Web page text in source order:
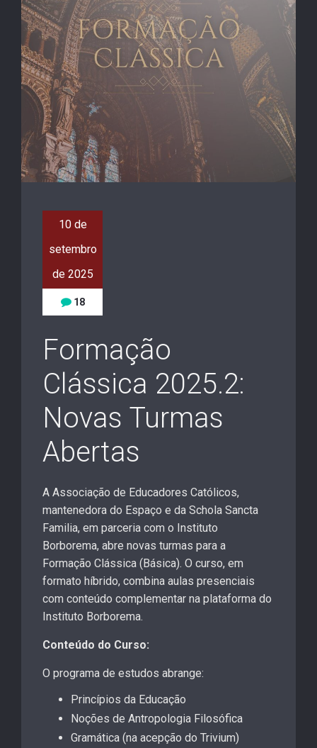
10 de
setembro
de 2025
18
Formação
Clássica 2025.2:
Novas Turmas
Abertas
A Associação de Educadores Católicos,
mantenedora do Espaço e da Schola Sancta
Familia, em parceria com o Instituto
Borborema, abre novas turmas para a
Formação Clássica (Básica). O curso, em
formato híbrido, combina aulas presenciais
com conteúdo complementar na plataforma do
Instituto Borborema.
Conteúdo do Curso:
O programa de estudos abrange:
Princípios da Educação
Noções de Antropologia Filosófica
Gramática (na acepção do Trivium)